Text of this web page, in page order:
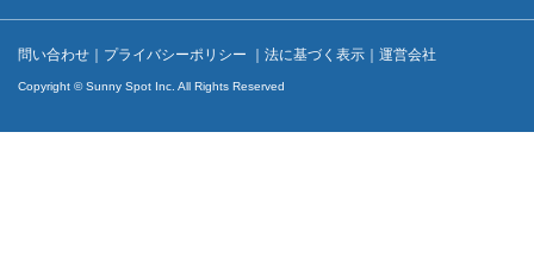
問い合わせ ｜ プライバシーポリシー ｜ 法に基づく表示 ｜ 運営会社
Copyright © Sunny Spot Inc. All Rights Reserved